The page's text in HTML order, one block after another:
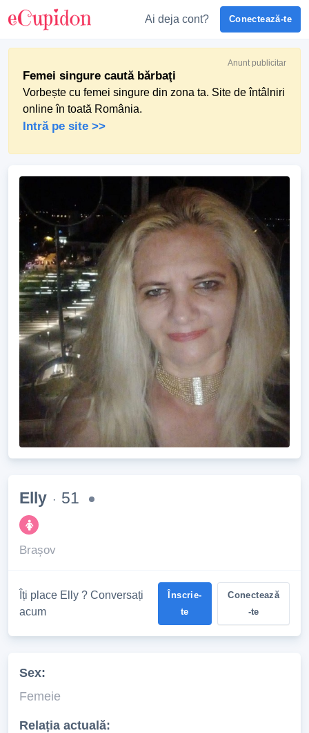
Ai deja cont? Conectează-te
Anunt publicitar
Femei singure caută bărbaţi
Vorbește cu femei singure din zona ta. Site de întâlniri
online în toată România.
Intră pe site >>
Elly · 51
Brașov
Îți place Elly ? Conversați
acum
Înscrie-
te
Conectează
-te
Sex:
Femeie
Relația actuală: